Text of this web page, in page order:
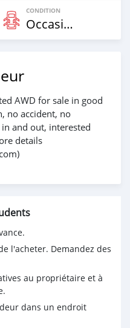
CONDITION
Occasion
AWD for sale in good
no accident, no
and out, interested
details
l'acheter. Demandez des
au propriétaire et à
dans un endroit